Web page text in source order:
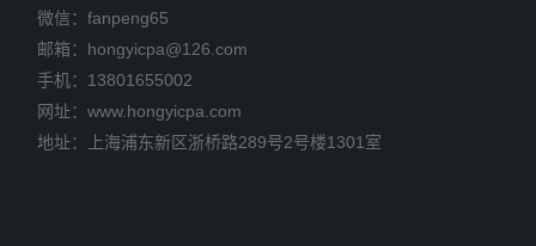
微信：fanpeng65
邮箱： hongyicpa@126.com
手机： 13801655002
网址：www.hongyicpa.com
地址：上海浦东新区浙桥路289号2号楼1301室